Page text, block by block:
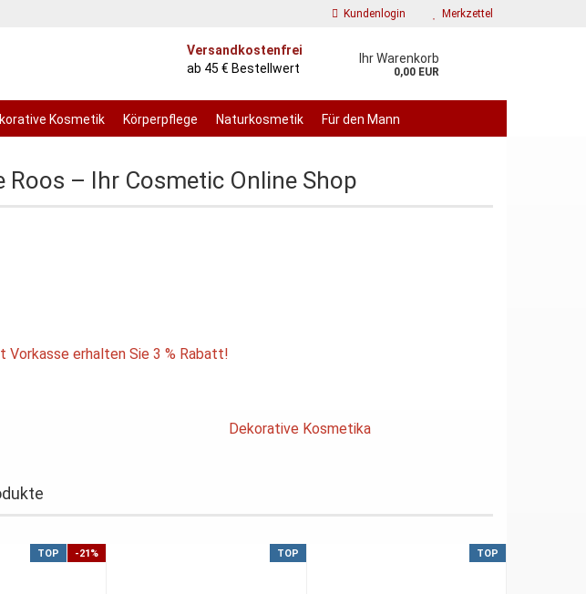
Kundenlogin Merkzettel
Versandkostenfrei
ab 45 € Bestellwert
Ihr Warenkorb
0,00 EUR
Kosmetik Körperpflege Naturkosmetik Für den Mann
Roos – Ihr Cosmetic Online Shop
Vorkasse erhalten Sie 3 % Rabatt!
Dekorative Kosmetika
TOP -21% TOP TOP